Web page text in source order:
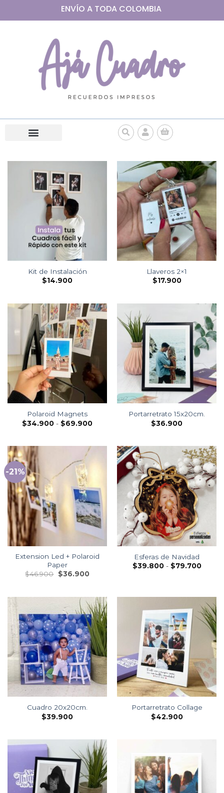
ENVÍO A TODA COLOMBIA
Kit de Instalación
$14.900
Llaveros 2×1
$17.900
Polaroid Magnets
$34.900 - $69.900
Portarretrato 15x20cm.
$36.900
-21%
Extension Led + Polaroid
Paper
$46.900 $36.900
Esferas de Navidad
$39.800 - $79.700
Cuadro 20x20cm.
$39.900
Portarretrato Collage
$42.900